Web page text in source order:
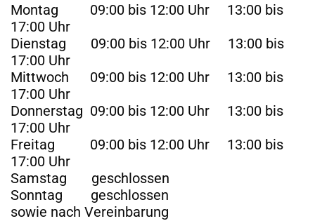
Montag 09:00 bis 12:00 Uhr 13:00 bis
17:00 Uhr
Dienstag 09:00 bis 12:00 Uhr 13:00 bis
17:00 Uhr
Mittwoch 09:00 bis 12:00 Uhr 13:00 bis
17:00 Uhr
Donnerstag 09:00 bis 12:00 Uhr 13:00 bis
17:00 Uhr
Freitag 09:00 bis 12:00 Uhr 13:00 bis
17:00 Uhr
Samstag geschlossen
Sonntag geschlossen
sowie nach Vereinbarung